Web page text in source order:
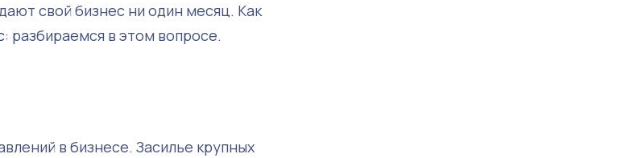
свой бизнес ни один месяц. Как
: разбираемся в этом вопросе.
в бизнесе. Засилье крупных